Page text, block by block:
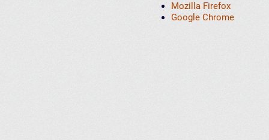
Mozilla Firefox
Google Chrome